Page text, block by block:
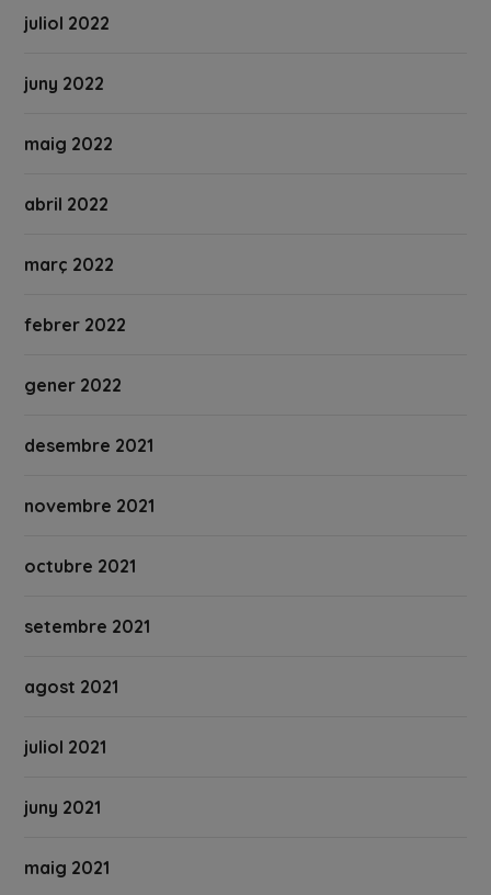
juliol 2022
juny 2022
maig 2022
abril 2022
març 2022
febrer 2022
gener 2022
desembre 2021
novembre 2021
octubre 2021
setembre 2021
agost 2021
juliol 2021
juny 2021
maig 2021